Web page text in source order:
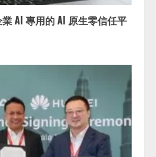
業 AI 專用的 AI 原生零信任平